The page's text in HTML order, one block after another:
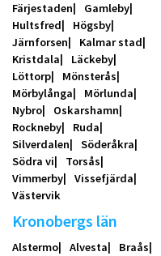
Färjestaden
Gamleby
Hultsfred
Högsby
Järnforsen
Kalmar stad
Kristdala
Läckeby
Löttorp
Mönsterås
Mörbylånga
Mörlunda
Nybro
Oskarshamn
Rockneby
Ruda
Silverdalen
Söderåkra
Södra vi
Torsås
Vimmerby
Vissefjärda
Västervik
Kronobergs län
Alstermo Alvesta
Braås